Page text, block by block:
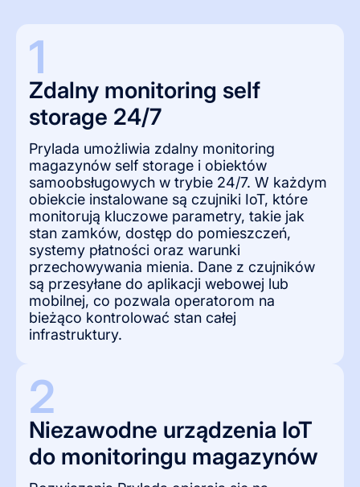
1
Zdalny monitoring self
storage 24/7
Prylada umożliwia zdalny monitoring
magazynów self storage i obiektów
samoobsługowych w trybie 24/7. W każdym
obiekcie instalowane są czujniki IoT, które
monitorują kluczowe parametry, takie jak
stan zamków, dostęp do pomieszczeń,
systemy płatności oraz warunki
przechowywania mienia. Dane z czujników
są przesyłane do aplikacji webowej lub
mobilnej, co pozwala operatorom na
bieżąco kontrolować stan całej
infrastruktury.
2
Niezawodne urządzenia IoT
do monitoringu magazynów